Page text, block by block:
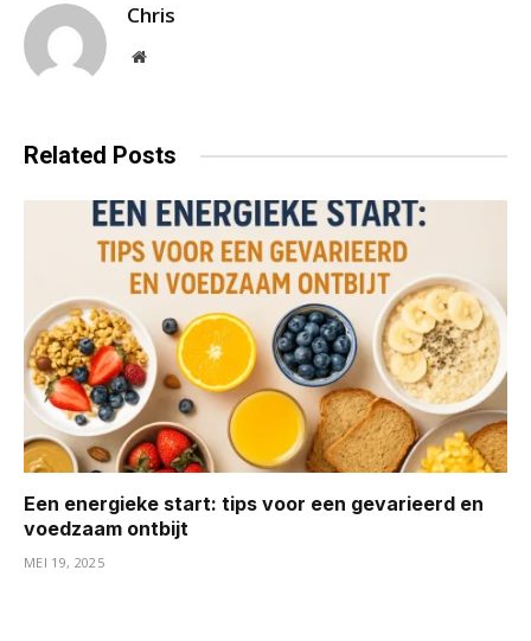
Chris
Website
Related Posts
Een energieke start: tips voor een gevarieerd en
voedzaam ontbijt
MEI 19, 2025